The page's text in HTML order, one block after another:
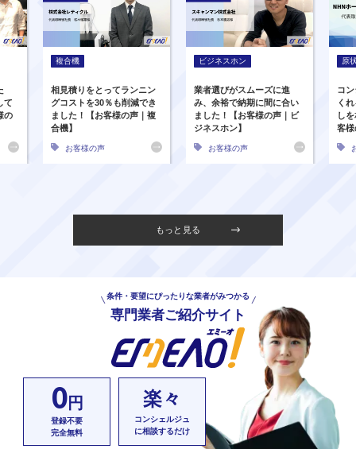
て
の
複合機
相見積りをとってランニン
グコストを30％も削減でき
ました！【お客様の声｜複
合機】
お客様の声
ビジネスホン
業者選びがスムーズに進
み、余裕で納期に間に合い
ました！【お客様の声｜ビ
ジネスホン】
お客様の声
原
コ
く
し
客
もっと見る
条件・要望にぴったりな業者がみつかる
専門業者ご紹介サイト
0円
登録不要
完全無料
楽々
コンシェルジュ
に相談するだけ